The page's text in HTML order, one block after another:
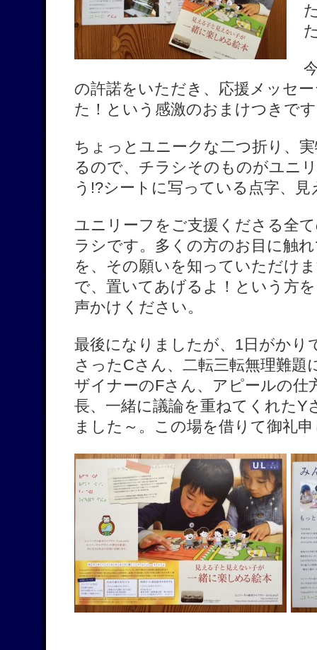
の許諾をいただき、応援メッセ
た！という感激のおまけつきで
ちょっとユニークな二つ折り、
るので、チラシそのものがユニ
う!?シートに写っている点字、見
ユニリーフをご支援くださる全
ラシです。多くの方のお目に触
を、その願いを知っていただけ
で、置いてあげるよ！という方
声かけください。
最後になりましたが、1日がかり
さったCさん、二転三転無理難
ザイナーのFさん、アピールの仕
長、一緒に議論を重ねてくれたY
ました～。この場を借りて御礼